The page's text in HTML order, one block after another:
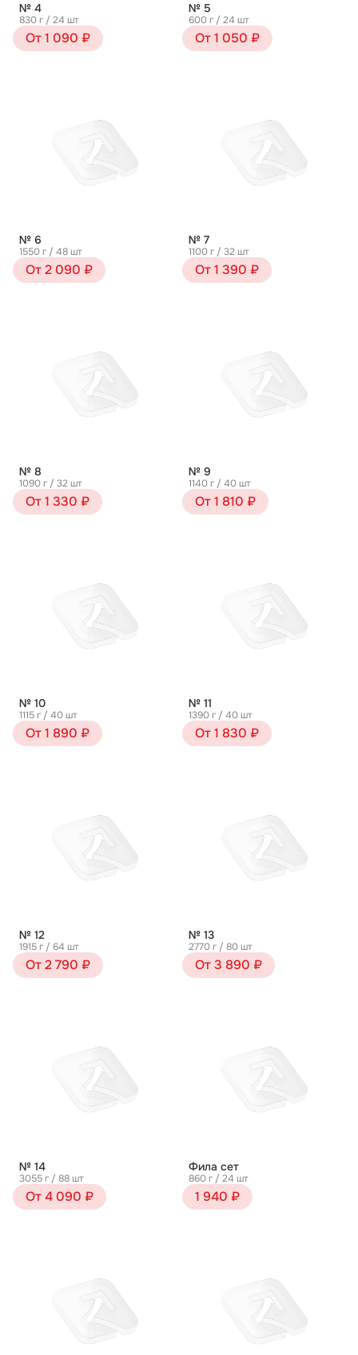
№ 4
830 г / 24 шт
От 1 090 ₽
№ 5
600 г / 24 шт
От 1 050 ₽
№ 6
1550 г / 48 шт
От 2 090 ₽
№ 7
1100 г / 32 шт
От 1 390 ₽
№ 8
1090 г / 32 шт
От 1 330 ₽
№ 9
1140 г / 40 шт
От 1 810 ₽
№ 10
1115 г / 40 шт
От 1 890 ₽
№ 11
1390 г / 40 шт
От 1 830 ₽
№ 12
1915 г / 64 шт
От 2 790 ₽
№ 13
2770 г / 80 шт
От 3 890 ₽
№ 14
3055 г / 88 шт
От 4 090 ₽
Фила сет
860 г / 24 шт
1 940 ₽